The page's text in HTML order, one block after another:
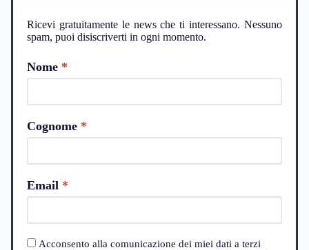
Ricevi gratuitamente le news che ti interessano. Nessuno
spam, puoi disiscriverti in ogni momento.
Nome
Cognome
Email
Acconsento alla comunicazione dei miei dati a terzi